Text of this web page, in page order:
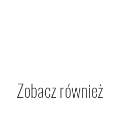
Zobacz również